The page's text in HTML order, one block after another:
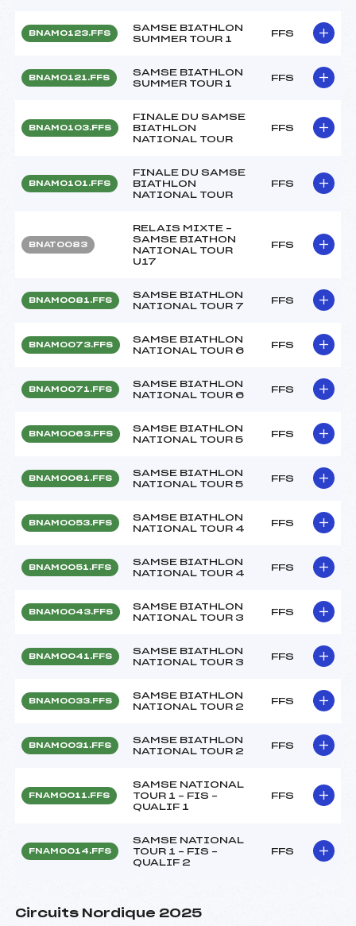
BNAM0123.FFS
SAMSE BIATHLON
SUMMER TOUR 1
FFS
BNAM0121.FFS
SAMSE BIATHLON
SUMMER TOUR 1
FFS
BNAM0103.FFS
FINALE DU SAMSE
BIATHLON
NATIONAL TOUR
FFS
BNAM0101.FFS
FINALE DU SAMSE
BIATHLON
NATIONAL TOUR
FFS
BNAT0083
RELAIS MIXTE –
SAMSE BIATHON
NATIONAL TOUR
U17
FFS
BNAM0081.FFS
SAMSE BIATHLON
NATIONAL TOUR 7
FFS
BNAM0073.FFS
SAMSE BIATHLON
NATIONAL TOUR 6
FFS
BNAM0071.FFS
SAMSE BIATHLON
NATIONAL TOUR 6
FFS
BNAM0063.FFS
SAMSE BIATHLON
NATIONAL TOUR 5
FFS
BNAM0061.FFS
SAMSE BIATHLON
NATIONAL TOUR 5
FFS
BNAM0053.FFS
SAMSE BIATHLON
NATIONAL TOUR 4
FFS
BNAM0051.FFS
SAMSE BIATHLON
NATIONAL TOUR 4
FFS
BNAM0043.FFS
SAMSE BIATHLON
NATIONAL TOUR 3
FFS
BNAM0041.FFS
SAMSE BIATHLON
NATIONAL TOUR 3
FFS
BNAM0033.FFS
SAMSE BIATHLON
NATIONAL TOUR 2
FFS
BNAM0031.FFS
SAMSE BIATHLON
NATIONAL TOUR 2
FFS
FNAM0011.FFS
SAMSE NATIONAL
TOUR 1 – FIS –
QUALIF 1
FFS
FNAM0014.FFS
SAMSE NATIONAL
TOUR 1 – FIS –
QUALIF 2
FFS
Circuits Nordique 2025